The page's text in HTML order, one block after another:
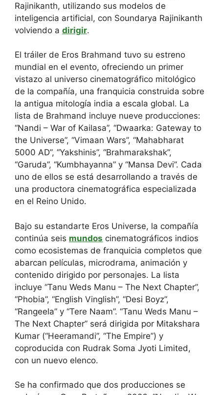
Rajinikanth, utilizando sus modelos de
inteligencia artificial, con Soundarya Rajinikanth
volviendo a dirigir.
El tráiler de Eros Brahmand tuvo su estreno
mundial en el evento, ofreciendo un primer
vistazo al universo cinematográfico mitológico
de la compañía, una franquicia construida sobre
la antigua mitología india a escala global. La
lista de Brahmand incluye nueve producciones:
“Nandi – War of Kailasa”, “Dwaarka: Gateway to
the Universe”, “Vimaan Wars”, “Mahabharat
5000 AD”, “Yakshinis”, “Brahmarakshak”,
“Garuda”, “Kumbhayanna” y “Mansa Devi”. Cada
uno de ellos se está desarrollando a través de
una productora cinematográfica especializada
en el Reino Unido.
Bajo su estandarte Eros Universe, la compañía
continúa seis mundos cinematográficos indios
como ecosistemas de franquicia completos que
abarcan películas, microdrama, animación y
contenido dirigido por personajes. La lista
incluye “Tanu Weds Manu – The Next Chapter”,
“Phobia”, “English Vinglish”, “Desi Boyz”,
“Rangeela” y “Tere Naam”. “Tanu Weds Manu –
The Next Chapter” será dirigida por Mitakshara
Kumar (“Heeramandi”, “The Empire”) y
coproducida con Rudrak Soma Jyoti Limited,
con un nuevo elenco.
Se ha confirmado que dos producciones se